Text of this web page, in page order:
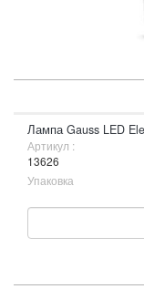
Лампа Gauss LED
Артикул :
13626
Упаковка